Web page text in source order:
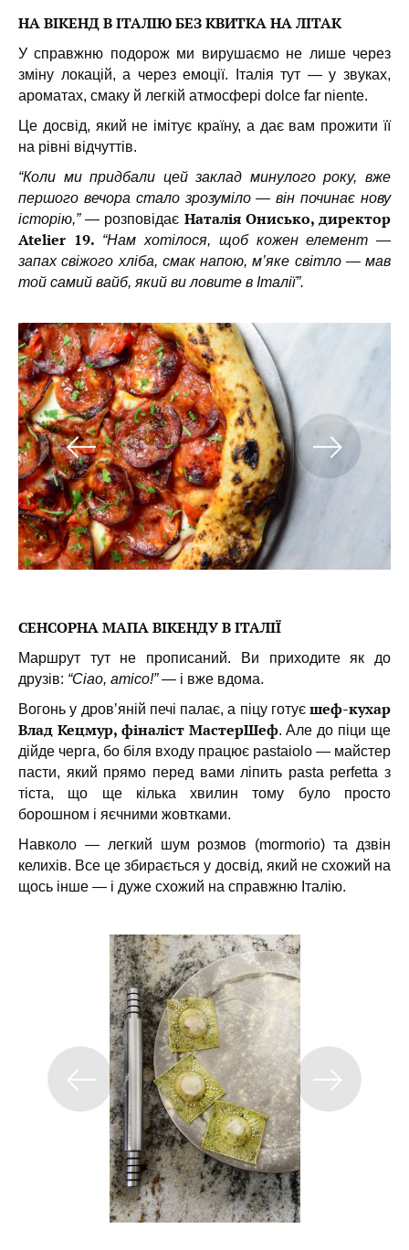
НА ВІКЕНД В ІТАЛІЮ БЕЗ КВИТКА НА ЛІТАК
У справжню подорож ми вирушаємо не лише через
зміну локацій, а через емоції. Італія тут — у звуках,
ароматах, смаку й легкій атмосфері dolce far niente.
Це досвід, який не імітує країну, а дає вам прожити її
на рівні відчуттів.
“Коли ми придбали цей заклад минулого року, вже
першого вечора стало зрозуміло — він починає нову
історію,”— розповідає Наталія Онисько, директор
Atelier 19. “Нам хотілося, щоб кожен елемент —
запах свіжого хліба, смак напою, м’яке світло — мав
той самий вайб, який ви ловите в Італії”.
СЕНСОРНА МАПА ВІКЕНДУ В ІТАЛІЇ
Маршрут тут не прописаний. Ви приходите як до
друзів: “Ciao, amico!”— і вже вдома.
Вогонь у дровʼяній печі палає, а піцу готує шеф-кухар
Влад Кецмур, фіналіст МастерШеф. Але до піци ще
дійде черга, бо біля входу працює pastaiolo — майстер
пасти, який прямо перед вами ліпить pasta perfetta з
тіста, що ще кілька хвилин тому було просто
борошном і яєчними жовтками.
Навколо — легкий шум розмов (mormorio) та дзвін
келихів. Все це збирається у досвід, який не схожий на
щось інше — і дуже схожий на справжню Італію.